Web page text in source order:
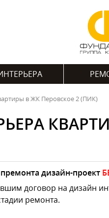
в ЖК Перовское 2 (ПИК)
дизайн-проект
договор на дизайн
ремонта.